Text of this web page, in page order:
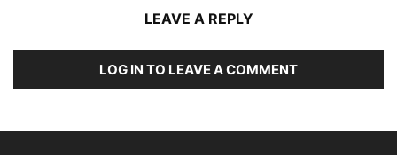
LEAVE A REPLY
LOG IN TO LEAVE A COMMENT